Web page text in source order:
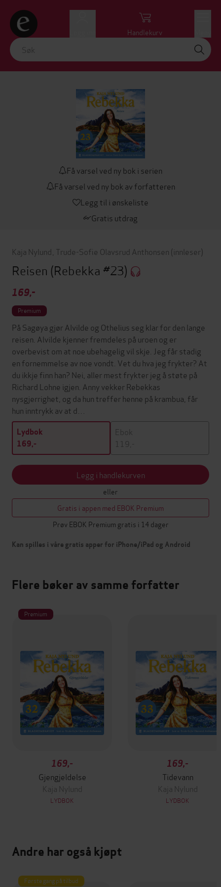
Handlekurv
Få varsel ved ny bok i serien
Få varsel ved ny bok av forfatteren
Legg til i ønskeliste
Gratis utdrag
Kaja Nylund Trude-Sofie Olavsrud Anthonsen (innleser)
Reisen (Rebekka #23)
169,-
Premium
På Sagøya gjør Alvilde og Othelius seg klar for den lange
reisen. Alvilde kjenner fremdeles på uroen og er
overbevist om at noe ubehagelig vil skje. Jeg får stadig
en fornemmelse av noe vondt. Vet du hva jeg frykter? At
du ikkje finn han? Nei, aller mest frykter jeg å støte på
Richard Lohne igjen. Anny vekker Rebekkas
nysgjerrighet, og da hun treffer henne på krambua, får
hun inntrykk av at d…
Lydbok
169,-
Ebok
119,-
Legg i handlekurven
eller
Gratis i appen med EBOK Premium
Prøv EBOK Premium gratis i 14 dager
Kan spilles i våre gratis apper for iPhone/iPad og Android
Flere bøker av samme forfatter
Premium
169,-
Gjengjeldelse
Kaja Nylund
LYDBOK
169,-
Tidevann
Kaja Nylund
LYDBOK
Andre har også kjøpt
Første gang på tilbud